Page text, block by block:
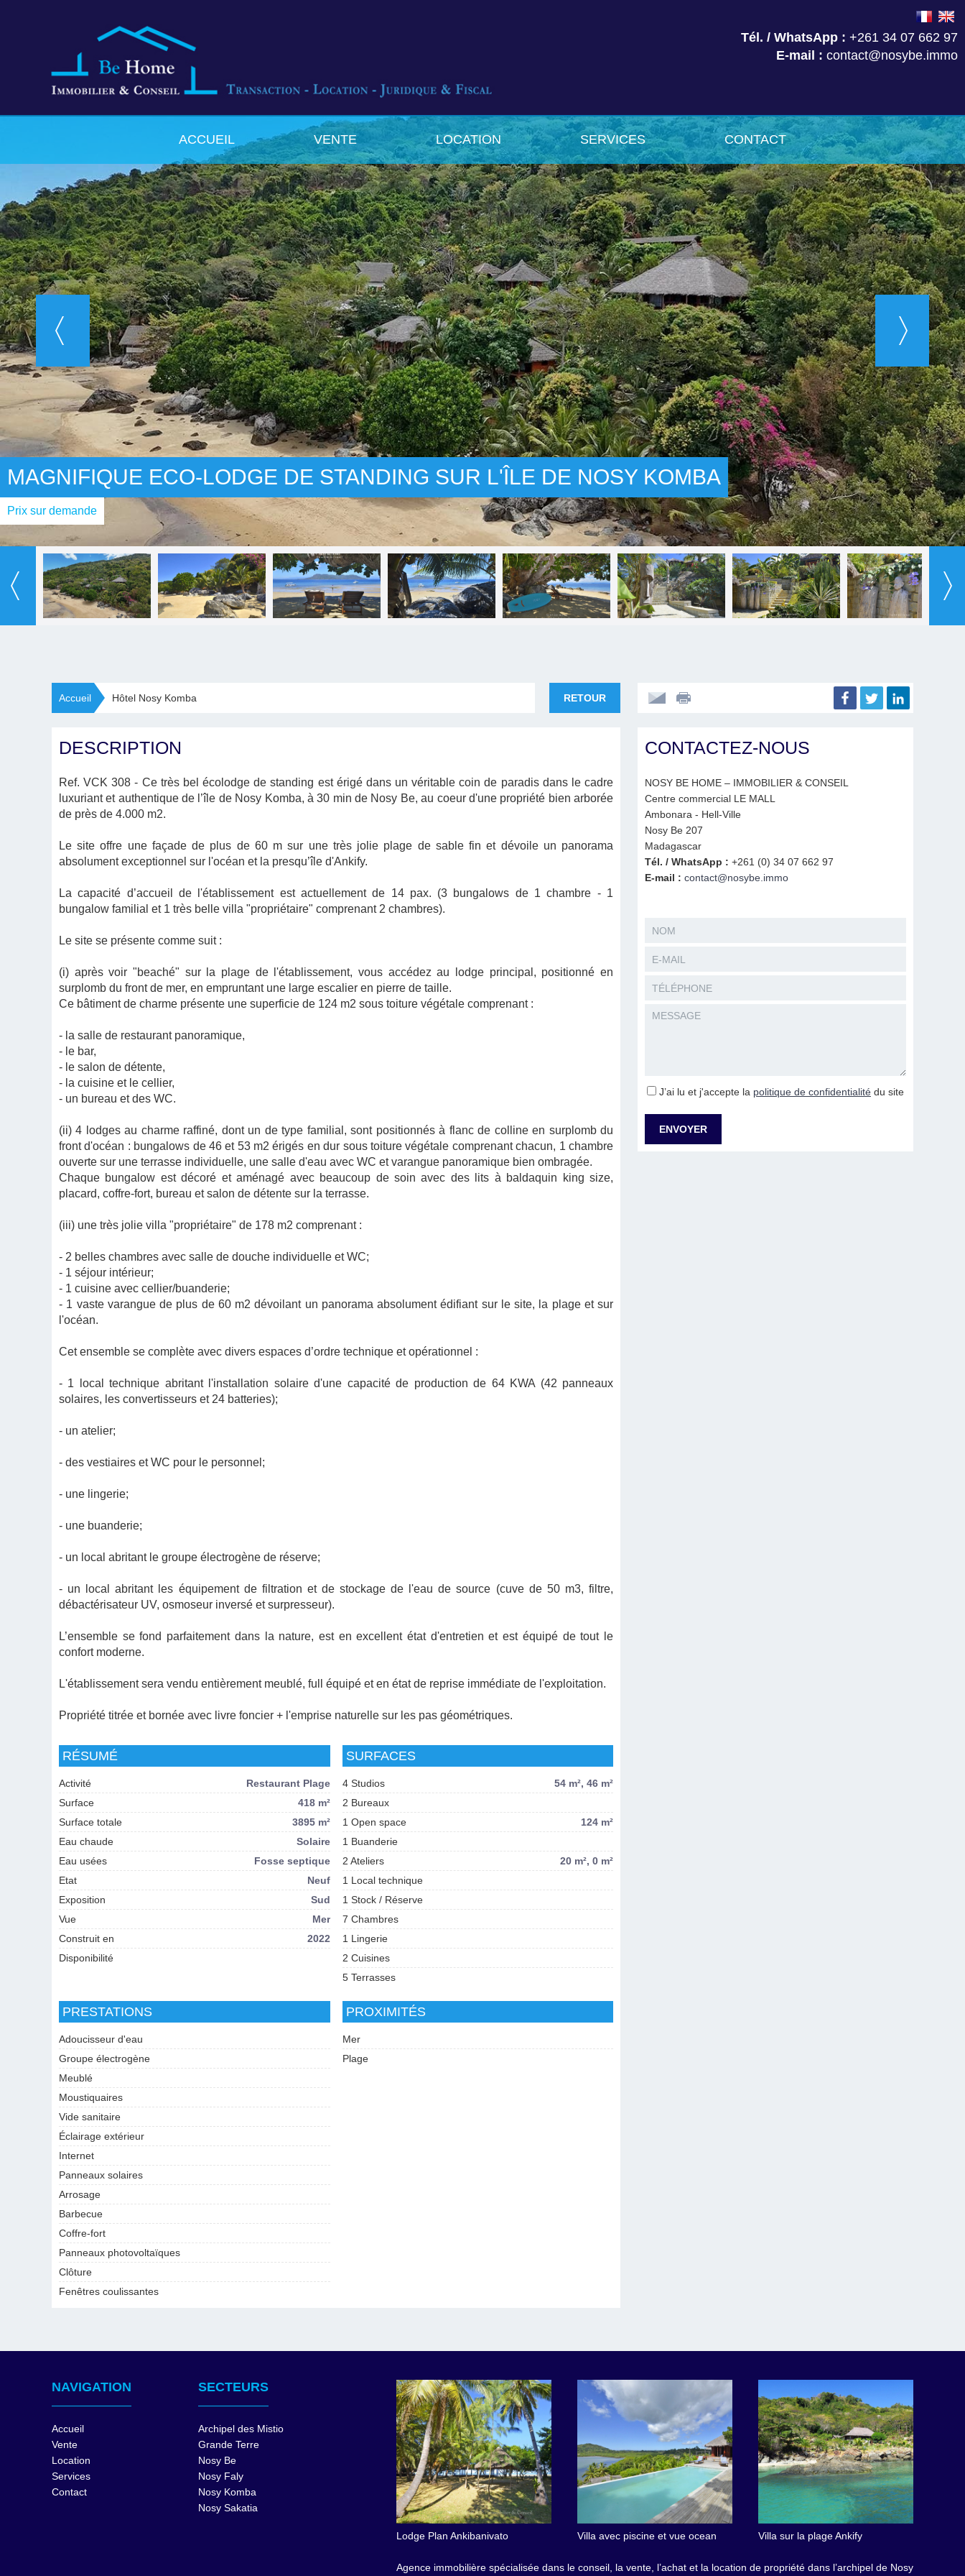
ACCUEIL VENTE LOCATION SERVICES CONTACT
Tél. / WhatsApp : +261 34 07 662 97
E-mail : contact@nosybe.immo
MAGNIFIQUE ECO-LODGE DE STANDING SUR L'ÎLE DE NOSY KOMBA
Prix sur demande
RETOUR
Accueil Hôtel Nosy Komba
DESCRIPTION
Ref. VCK 308 - Ce très bel écolodge de standing est érigé dans un véritable coin de paradis dans le cadre
luxuriant et authentique de l’île de Nosy Komba, à 30 min de Nosy Be, au coeur d'une propriété bien arborée
de près de 4.000 m2.
Le site offre une façade de plus de 60 m sur une très jolie plage de sable fin et dévoile un panorama
absolument exceptionnel sur l'océan et la presqu’île d'Ankify.
La capacité d’accueil de l'établissement est actuellement de 14 pax. (3 bungalows de 1 chambre - 1
bungalow familial et 1 très belle villa "propriétaire" comprenant 2 chambres).
Le site se présente comme suit :
(i) après voir "beaché" sur la plage de l'établissement, vous accédez au lodge principal, positionné en
surplomb du front de mer, en empruntant une large escalier en pierre de taille.
Ce bâtiment de charme présente une superficie de 124 m2 sous toiture végétale comprenant :
- la salle de restaurant panoramique,
- le bar,
- le salon de détente,
- la cuisine et le cellier,
- un bureau et des WC.
(ii) 4 lodges au charme raffiné, dont un de type familial, sont positionnés à flanc de colline en surplomb du
front d'océan : bungalows de 46 et 53 m2 érigés en dur sous toiture végétale comprenant chacun, 1 chambre
ouverte sur une terrasse individuelle, une salle d'eau avec WC et varangue panoramique bien ombragée.
Chaque bungalow est décoré et aménagé avec beaucoup de soin avec des lits à baldaquin king size,
placard, coffre-fort, bureau et salon de détente sur la terrasse.
(iii) une très jolie villa "propriétaire" de 178 m2 comprenant :
- 2 belles chambres avec salle de douche individuelle et WC;
- 1 séjour intérieur;
- 1 cuisine avec cellier/buanderie;
- 1 vaste varangue de plus de 60 m2 dévoilant un panorama absolument édifiant sur le site, la plage et sur
l'océan.
Cet ensemble se complète avec divers espaces d’ordre technique et opérationnel :
- 1 local technique abritant l'installation solaire d'une capacité de production de 64 KWA (42 panneaux
solaires, les convertisseurs et 24 batteries);
- un atelier;
- des vestiaires et WC pour le personnel;
- une lingerie;
- une buanderie;
- un local abritant le groupe électrogène de réserve;
- un local abritant les équipement de filtration et de stockage de l'eau de source (cuve de 50 m3, filtre,
débactérisateur UV, osmoseur inversé et surpresseur).
L’ensemble se fond parfaitement dans la nature, est en excellent état d'entretien et est équipé de tout le
confort moderne.
L'établissement sera vendu entièrement meublé, full équipé et en état de reprise immédiate de l'exploitation.
Propriété titrée et bornée avec livre foncier + l'emprise naturelle sur les pas géométriques.
RÉSUMÉ
Activité
Restaurant Plage
Surface
418 m²
Surface totale
3895 m²
Eau chaude
Solaire
Eau usées
Fosse septique
Etat
Neuf
Exposition
Sud
Vue
Mer
Construit en
2022
Disponibilité
SURFACES
4 Studios
54 m², 46 m²
2 Bureaux
1 Open space
124 m²
1 Buanderie
2 Ateliers
20 m², 0 m²
1 Local technique
1 Stock / Réserve
7 Chambres
1 Lingerie
2 Cuisines
5 Terrasses
PRESTATIONS
Adoucisseur d'eau
Groupe électrogène
Meublé
Moustiquaires
Vide sanitaire
Éclairage extérieur
Internet
Panneaux solaires
Arrosage
Barbecue
Coffre-fort
Panneaux photovoltaïques
Clôture
Fenêtres coulissantes
PROXIMITÉS
Mer
Plage
CONTACTEZ-NOUS
NOSY BE HOME – IMMOBILIER & CONSEIL
Centre commercial LE MALL
Ambonara - Hell-Ville
Nosy Be 207
Madagascar
Tél. / WhatsApp : +261 (0) 34 07 662 97
E-mail : contact@nosybe.immo
J’ai lu et j'accepte la politique de confidentialité du site
NAVIGATION
Accueil
Vente
Location
Services
Contact
SECTEURS
Archipel des Mistio
Grande Terre
Nosy Be
Nosy Faly
Nosy Komba
Nosy Sakatia
Lodge Plan Ankibanivato Villa avec piscine et vue ocean Villa sur la plage Ankify
Agence immobilière spécialisée dans le conseil, la vente, l’achat et la location de propriété dans l’archipel de Nosy